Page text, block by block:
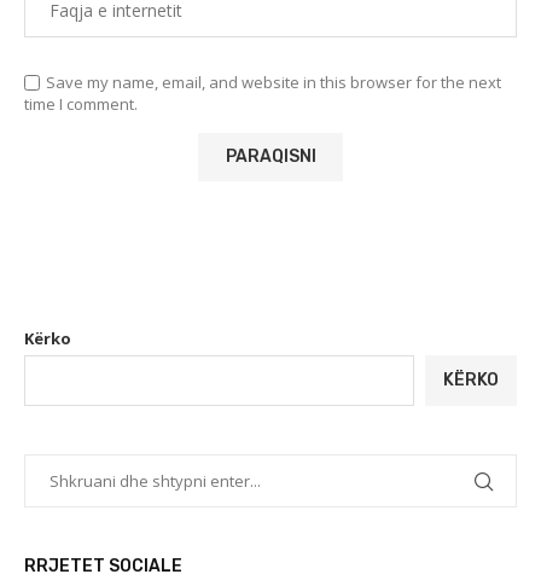
Save my name, email, and website in this browser for the next
time I comment.
Kërko
KËRKO
RRJETET SOCIALE